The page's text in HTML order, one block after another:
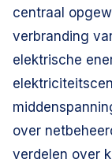
centraal
verbranding
elektrische
over
verdelen over